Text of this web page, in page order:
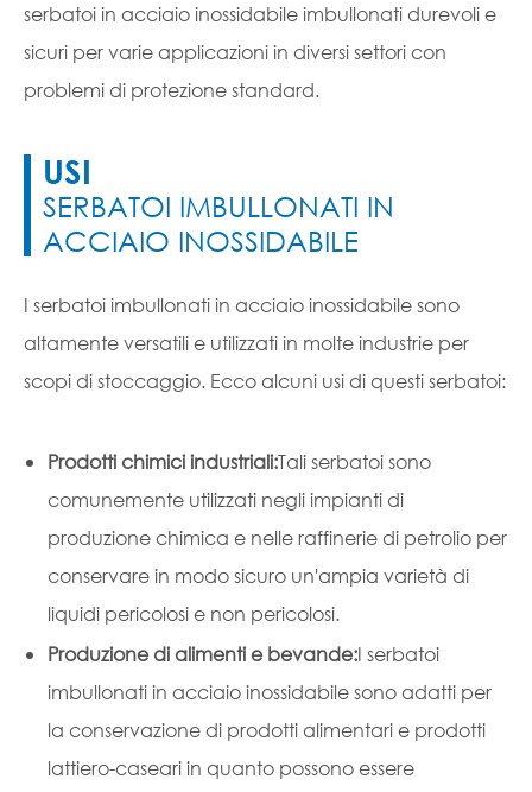
serbatoi in acciaio inossidabile imbullonati durevoli e
sicuri per varie applicazioni in diversi settori con
problemi di protezione standard.
USI
SERBATOI IMBULLONATI IN
ACCIAIO INOSSIDABILE
I serbatoi imbullonati in acciaio inossidabile sono
altamente versatili e utilizzati in molte industrie per
scopi di stoccaggio. Ecco alcuni usi di questi serbatoi:
Prodotti chimici industriali:Tali serbatoi sono
comunemente utilizzati negli impianti di
produzione chimica e nelle raffinerie di petrolio per
conservare in modo sicuro un'ampia varietà di
liquidi pericolosi e non pericolosi.
Produzione di alimenti e bevande:I serbatoi
imbullonati in acciaio inossidabile sono adatti per
la conservazione di prodotti alimentari e prodotti
lattiero-caseari in quanto possono essere